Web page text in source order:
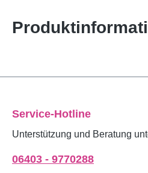
Service-Hotline
Unterstützung und Beratung
06403 - 9770288